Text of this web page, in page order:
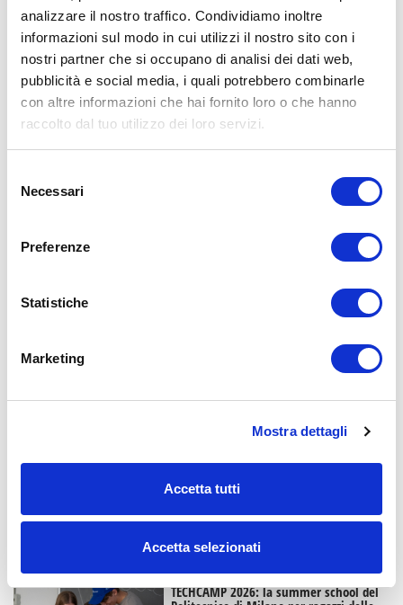
analizzare il nostro traffico. Condividiamo inoltre
informazioni sul modo in cui utilizzi il nostro sito con i
nostri partner che si occupano di analisi dei dati web,
pubblicità e social media, i quali potrebbero combinarle
con altre informazioni che hai fornito loro o che hanno
raccolto dal tuo utilizzo dei loro servizi.
delNecessari
Preferenze
Statistiche
Marketing
Mostra dettagli
Accetta tutti
Accetta selezionati
Commento
Può interessarti anche:
TECHCAMP 2026: la summer school del